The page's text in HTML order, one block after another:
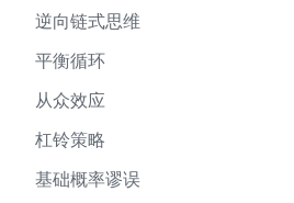
逆向链式思维
平衡循环
从众效应
杠铃策略
基础概率谬误